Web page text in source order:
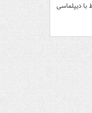
با دیپلماسی